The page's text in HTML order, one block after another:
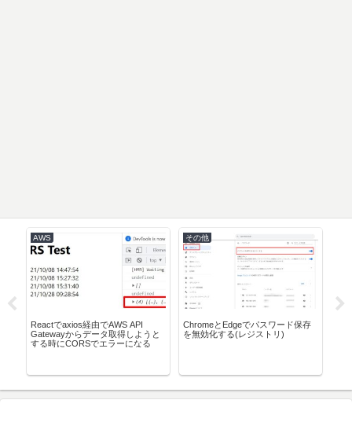
AWS
Reactでaxios経由でAWS API
Gatewayからデータ取得しようと
する時にCORSでエラーになる
その他
ChromeとEdgeでパスワード保存
を無効化する(レジストリ)